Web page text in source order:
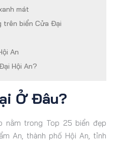
mát
trên biển Cửa Đại
An
Hội An?
Ở Đâu?
nằm trong Top 25 biển đẹp
An, thành phố Hội An, tỉnh